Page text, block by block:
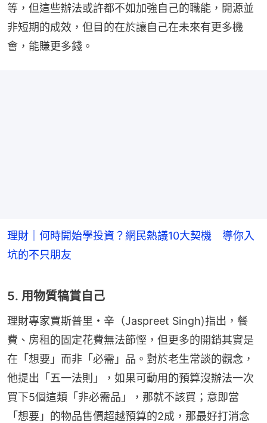
等，但這些辦法或許都不如加強自己的職能，開源並
非短期的成效，但目的在於讓自己在未來有更多機
會，能賺更多錢。
理財｜何時開始學投資？網民熱議10大契機 導你入
坑的不只朋友
5. 用物質犒賞自己
理財專家賈斯普里・辛（Jaspreet Singh)指出，餐
費、房租的固定花費無法節慳，但更多的開銷其實是
在「想要」而非「必需」品。對於老生常談的觀念，
他提出「五一法則」，如果可動用的預算沒辦法一次
買下5個這類「非必需品」，那就不該買；意即當
「想要」的物品售價超越預算的2成，那最好打消念